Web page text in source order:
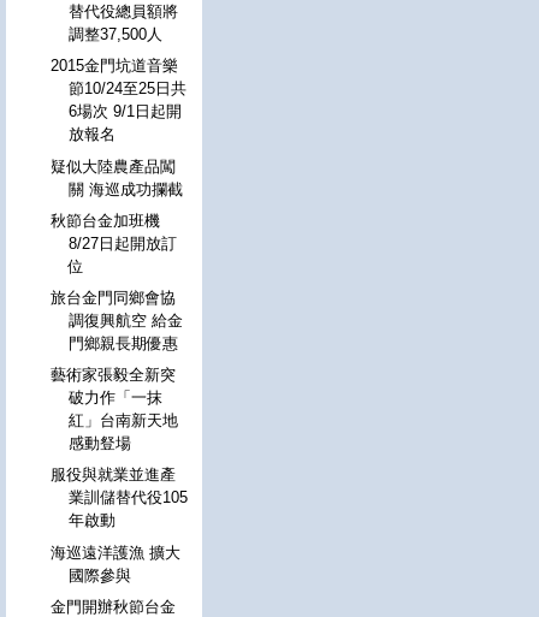
替代役總員額將
調整37,500人
2015金門坑道音樂
節10/24至25日共
6場次 9/1日起開
放報名
疑似大陸農產品闖
關 海巡成功攔截
秋節台金加班機
8/27日起開放訂
位
旅台金門同鄉會協
調復興航空 給金
門鄉親長期優惠
藝術家張毅全新突
破力作「一抹
紅」台南新天地
感動豋場
服役與就業並進產
業訓儲替代役105
年啟動
海巡遠洋護漁 擴大
國際參與
金門開辦秋節台金